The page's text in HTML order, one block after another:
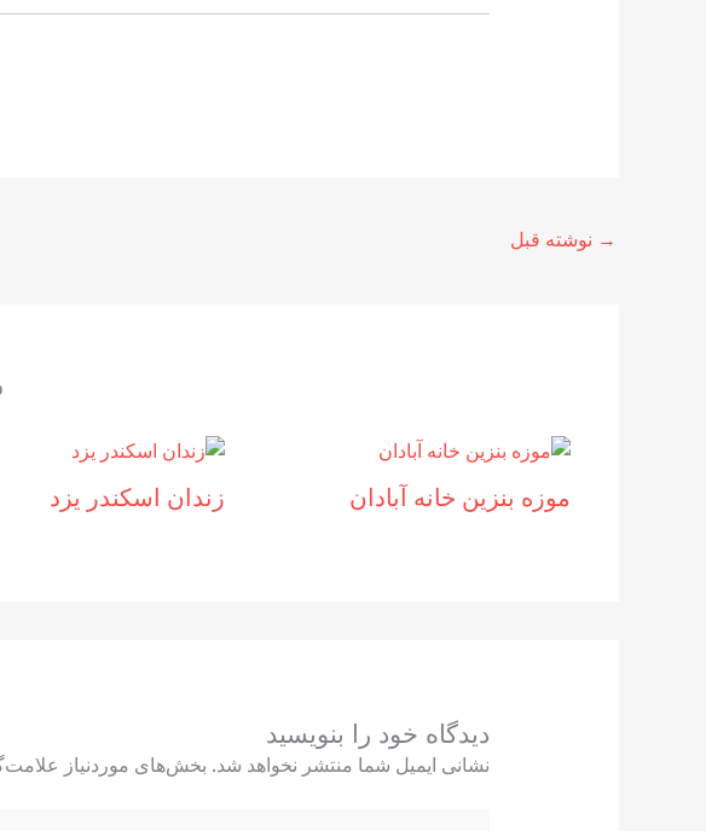
→ نوشته قبل
موزه بنزين خانه آبادان زندان اسکندر یزد
دیدگاه‌ خود را بنویسید
نشانی ایمیل شما منتشر نخواهد شد. بخش‌های موردنیاز